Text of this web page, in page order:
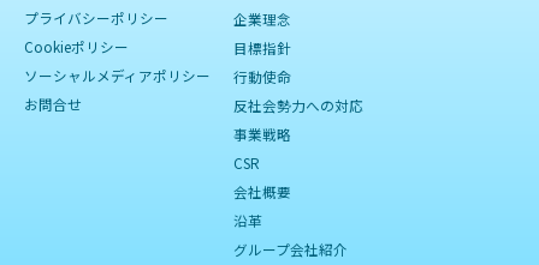
プライバシーポリシー
Cookieポリシー
ソーシャルメディアポリシー
お問合せ
企業理念
目標指針
行動使命
反社会勢力への対応
事業戦略
CSR
会社概要
沿革
グループ会社紹介